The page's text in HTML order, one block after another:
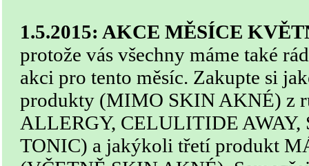
1.5.2015: AKCE MĚSÍCE
protože vás všechny máme také
akci pro tento měsíc. Zakupte si
produkty (MIMO SKIN AKNÉ) z
ALLERGY, CELULITIDE AWAY,
TONIC) a jakýkoli třetí produkt